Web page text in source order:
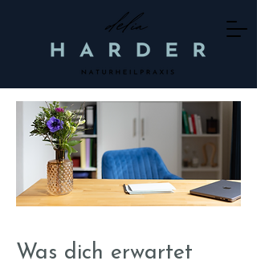
Was dich erwartet